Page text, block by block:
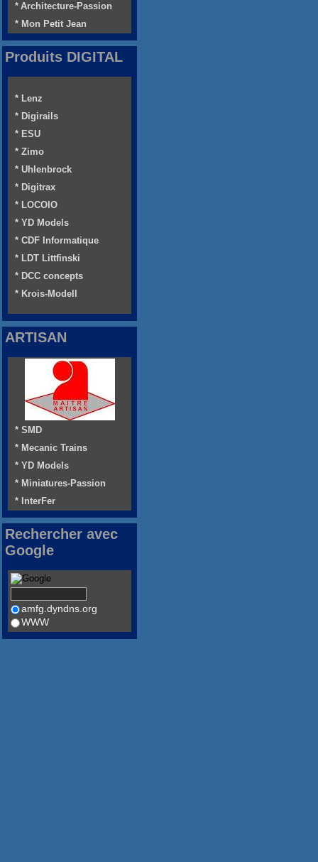
* Architecture-Passion
* Mon Petit Jean
Produits DIGITAL
* Lenz
* Digirails
* ESU
* Zimo
* Uhlenbrock
* Digitrax
* LOCOIO
* YD Models
* CDF Informatique
* LDT Littfinski
* DCC concepts
* Krois-Modell
ARTISAN
* SMD
* Mecanic Trains
* YD Models
* Miniatures-Passion
* InterFer
Rechercher avec
Google
amfg.dyndns.org
WWW